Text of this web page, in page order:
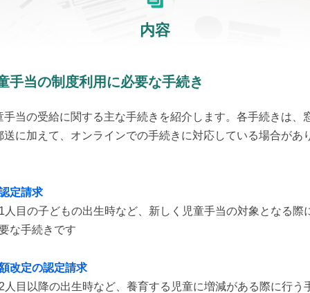
内容
手当の制度利用に必要な手続き
手当の受給に関する主な手続きを紹介します。各手続きは、
送に加えて、オンラインでの手続きに対応している場合があ
定請求
人目の子どもの出生時など、新しく児童手当の対象となる際
な手続きです
改定の認定請求
人目以降の出生時など、養育する児童に増減がある際に行う